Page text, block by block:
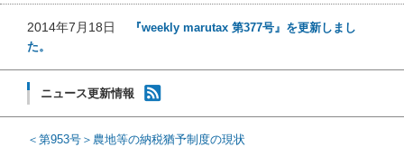
2014年7月18日
『weekly marutax 第377号』を更新しまし
た。
ニュース更新情報
＜第953号＞農地等の納税猶予制度の現状